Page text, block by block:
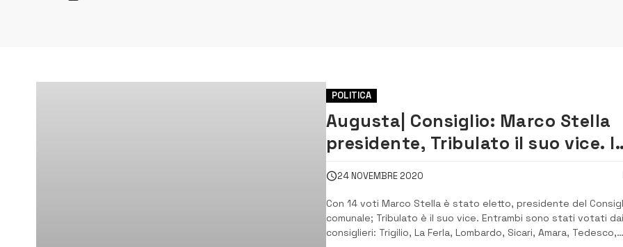
POLITICA
Augusta| Consiglio: Marco Stella
presidente, Tribulato il suo vice.
7 lasciano l’Aula
24 NOVEMBRE 2020
Con 14 voti Marco Stella è stato eletto, presidente del
comunale; Tribulato è il suo vice. Entrambi sono stati votati dai
consiglieri: Trigilio, La Ferla, Lombardo, Sicari, Amara, Tedesco,